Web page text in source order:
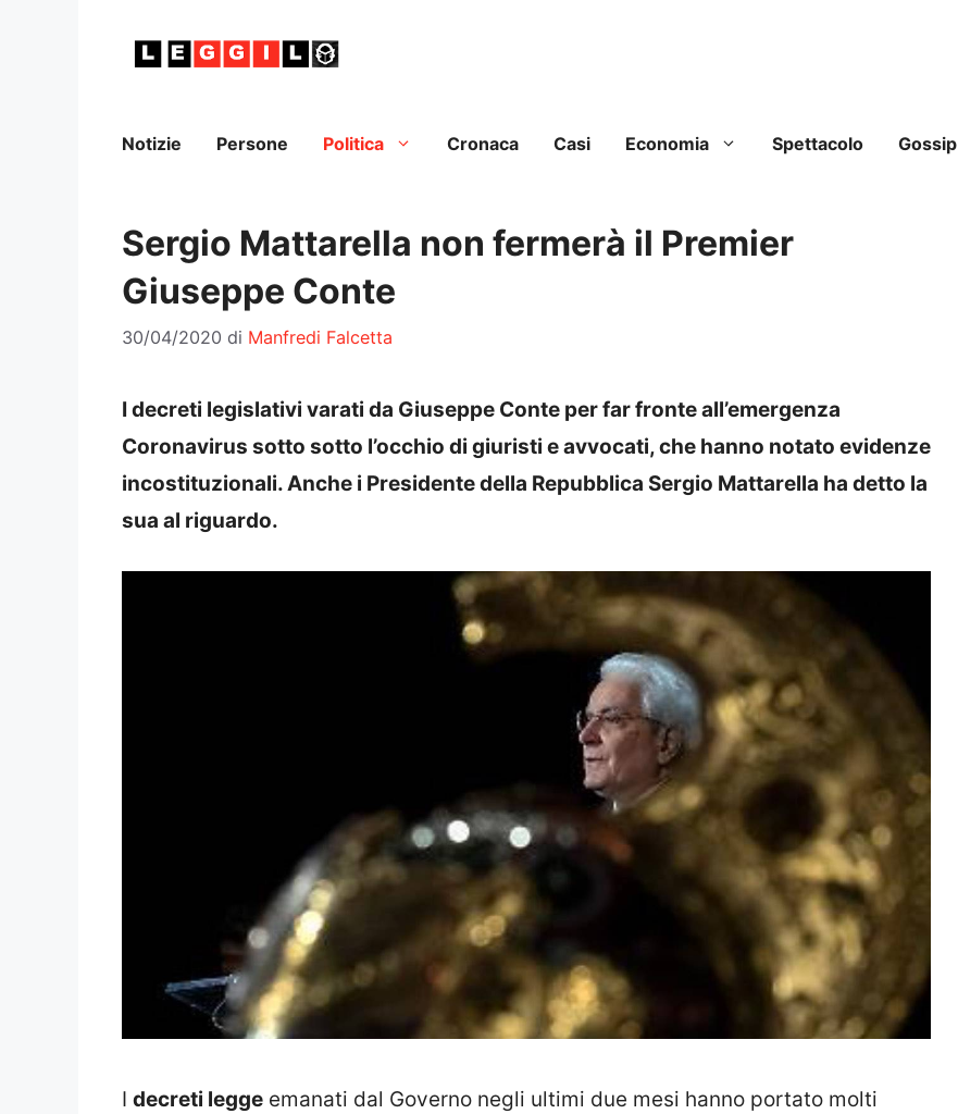
Notizie Persone Politica Cronaca Casi Economia Spettacolo Gossip
Sergio Mattarella non fermerà il Premier
Giuseppe Conte
30/04/2020 di Manfredi Falcetta
I decreti legislativi varati da Giuseppe Conte per far fronte all’emergenza
Coronavirus sotto sotto l’occhio di giuristi e avvocati, che hanno notato evidenze
incostituzionali. Anche i Presidente della Repubblica Sergio Mattarella ha detto la
sua al riguardo.
I decreti legge emanati dal Governo negli ultimi due mesi hanno portato molti